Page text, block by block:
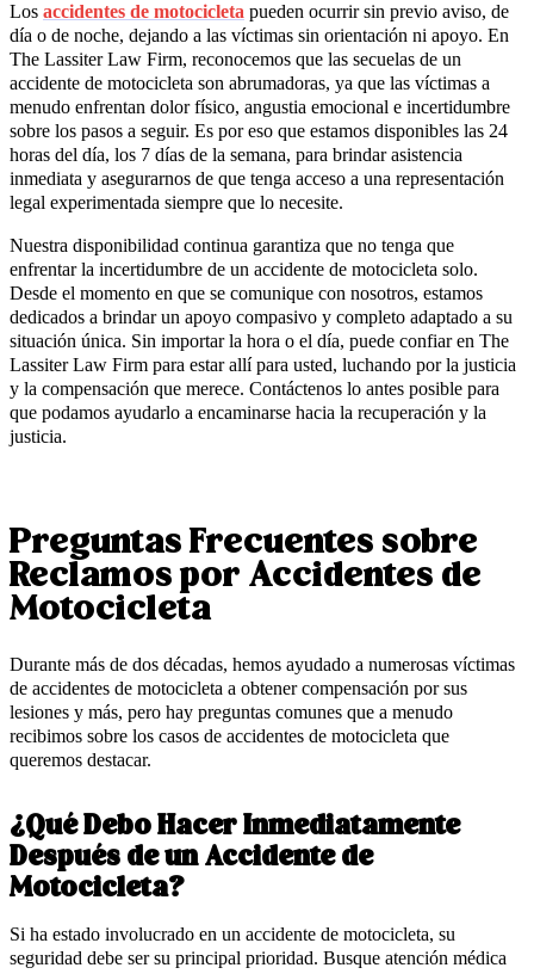
Los accidentes de motocicleta pueden ocurrir sin previo aviso, de
día o de noche, dejando a las víctimas sin orientación ni apoyo. En
The Lassiter Law Firm, reconocemos que las secuelas de un
accidente de motocicleta son abrumadoras, ya que las víctimas a
menudo enfrentan dolor físico, angustia emocional e incertidumbre
sobre los pasos a seguir. Es por eso que estamos disponibles las 24
horas del día, los 7 días de la semana, para brindar asistencia
inmediata y asegurarnos de que tenga acceso a una representación
legal experimentada siempre que lo necesite.
Nuestra disponibilidad continua garantiza que no tenga que
enfrentar la incertidumbre de un accidente de motocicleta solo.
Desde el momento en que se comunique con nosotros, estamos
dedicados a brindar un apoyo compasivo y completo adaptado a su
situación única. Sin importar la hora o el día, puede confiar en The
Lassiter Law Firm para estar allí para usted, luchando por la justicia
y la compensación que merece. Contáctenos lo antes posible para
que podamos ayudarlo a encaminarse hacia la recuperación y la
justicia.
Preguntas Frecuentes sobre
Reclamos por Accidentes de
Motocicleta
Durante más de dos décadas, hemos ayudado a numerosas víctimas
de accidentes de motocicleta a obtener compensación por sus
lesiones y más, pero hay preguntas comunes que a menudo
recibimos sobre los casos de accidentes de motocicleta que
queremos destacar.
¿Qué Debo Hacer Inmediatamente
Después de un Accidente de
Motocicleta?
Si ha estado involucrado en un accidente de motocicleta, su
seguridad debe ser su principal prioridad. Busque atención médica